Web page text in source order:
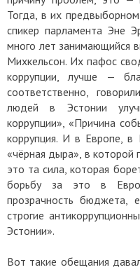
Тогда, в их
спикер парламента Эне
много лет занимающийся
Михкельсон. Их пафос
коррупции, лучше —
соответственно,
людей в Эстонии
коррупции», «Причина
коррупция. И в Европе, в
«чёрная дыра», в
это та сила, которая
борьбу за это в
прозрачность бюджета,
строгие
Эстонии».
Вот такие обещания